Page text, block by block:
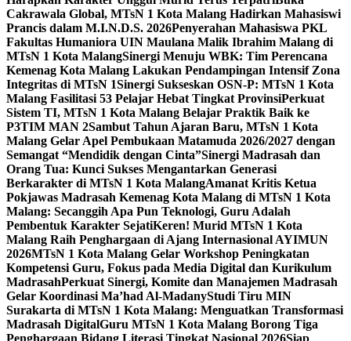
Cakrawala Global, MTsN 1 Kota Malang Hadirkan Mahasiswi
Prancis dalam M.I.N.D.S. 2026Penyerahan Mahasiswa PKL
Fakultas Humaniora UIN Maulana Malik Ibrahim Malang di
MTsN 1 Kota MalangSinergi Menuju WBK: Tim Perencana
Kemenag Kota Malang Lakukan Pendampingan Intensif Zona
Integritas di MTsN 1Sinergi Sukseskan OSN-P: MTsN 1 Kota
Malang Fasilitasi 53 Pelajar Hebat Tingkat ProvinsiPerkuat
Sistem TI, MTsN 1 Kota Malang Belajar Praktik Baik ke
P3TIM MAN 2Sambut Tahun Ajaran Baru, MTsN 1 Kota
Malang Gelar Apel Pembukaan Matamuda 2026/2027 dengan
Semangat “Mendidik dengan Cinta”Sinergi Madrasah dan
Orang Tua: Kunci Sukses Mengantarkan Generasi
Berkarakter di MTsN 1 Kota MalangAmanat Kritis Ketua
Pokjawas Madrasah Kemenag Kota Malang di MTsN 1 Kota
Malang: Secanggih Apa Pun Teknologi, Guru Adalah
Pembentuk Karakter SejatiKeren! Murid MTsN 1 Kota
Malang Raih Penghargaan di Ajang Internasional AYIMUN
2026MTsN 1 Kota Malang Gelar Workshop Peningkatan
Kompetensi Guru, Fokus pada Media Digital dan Kurikulum
MadrasahPerkuat Sinergi, Komite dan Manajemen Madrasah
Gelar Koordinasi Ma’had Al-MadanyStudi Tiru MIN
Surakarta di MTsN 1 Kota Malang: Menguatkan Transformasi
Madrasah DigitalGuru MTsN 1 Kota Malang Borong Tiga
Penghargaan Bidang Literasi Tingkat Nasional 2026Siap